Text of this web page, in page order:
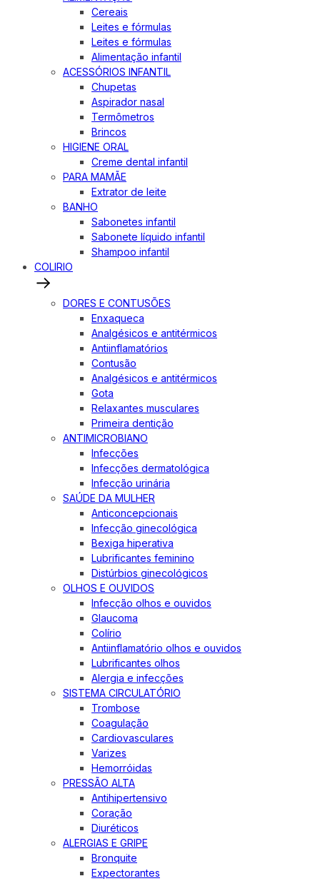
Cereais
Leites e fórmulas
Leites e fórmulas
Alimentação infantil
ACESSÓRIOS INFANTIL
Chupetas
Aspirador nasal
Termômetros
Brincos
HIGIENE ORAL
Creme dental infantil
PARA MAMÃE
Extrator de leite
BANHO
Sabonetes infantil
Sabonete líquido infantil
Shampoo infantil
COLIRIO
DORES E CONTUSÕES
Enxaqueca
Analgésicos e antitérmicos
Antiinflamatórios
Contusão
Analgésicos e antitérmicos
Gota
Relaxantes musculares
Primeira dentição
ANTIMICROBIANO
Infecções
Infecções dermatológica
Infecção urinária
SAÚDE DA MULHER
Anticoncepcionais
Infecção ginecológica
Bexiga hiperativa
Lubrificantes feminino
Distúrbios ginecológicos
OLHOS E OUVIDOS
Infecção olhos e ouvidos
Glaucoma
Colírio
Antiinflamatório olhos e ouvidos
Lubrificantes olhos
Alergia e infecções
SISTEMA CIRCULATÓRIO
Trombose
Coagulação
Cardiovasculares
Varizes
Hemorróidas
PRESSÃO ALTA
Antihipertensivo
Coração
Diuréticos
ALERGIAS E GRIPE
Bronquite
Expectorantes